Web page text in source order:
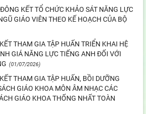
KẾT TỔ CHỨC KHẢO SÁT NĂNG LỰC
GIÁO VIÊN THEO KẾ HOẠCH CỦA BỘ
THAM GIA TẬP HUẤN TRIỂN KHAI HỆ
GIÁ NĂNG LỰC TIẾNG ANH ĐỐI VỚI
(01/07/2026)
THAM GIA TẬP HUẤN, BỒI DƯỠNG
GIÁO KHOA MÔN ÂM NHẠC CÁC
GIÁO KHOA THỐNG NHẤT TOÀN